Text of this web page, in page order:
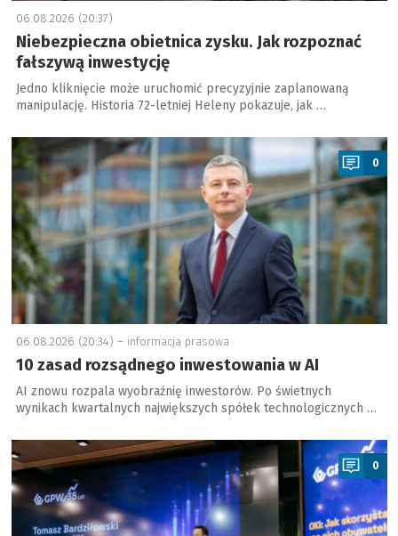
06.08.2026 (20:37)
Niebezpieczna obietnica zysku. Jak rozpoznać
fałszywą inwestycję
Jedno kliknięcie może uruchomić precyzyjnie zaplanowaną
manipulację. Historia 72-letniej Heleny pokazuje, jak …
a
0
06.08.2026 (20:34) – informacja prasowa
10 zasad rozsądnego inwestowania w AI
AI znowu rozpala wyobraźnię inwestorów. Po świetnych
wynikach kwartalnych największych spółek technologicznych …
a
0